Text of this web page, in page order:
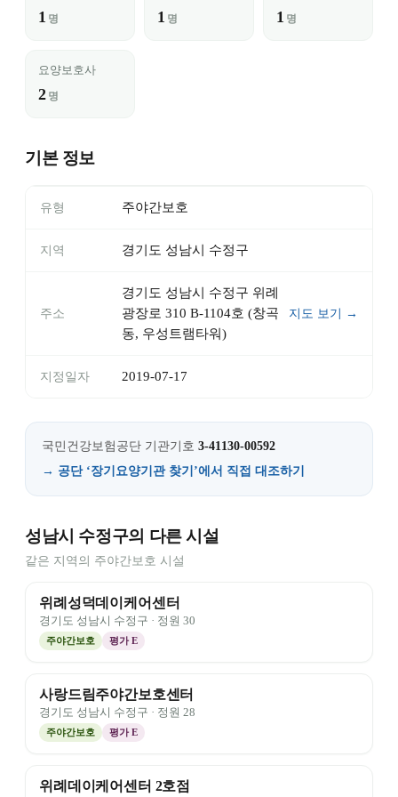
1 명 1 명 1 명
요양보호사
2 명
기본 정보
유형 주야간보호
지역 경기도 성남시 수정구
주소
경기도 성남시 수정구 위례
광장로 310 B-1104호 (창곡
동, 우성트램타워)
지도 보기 →
지정일자 2019-07-17
국민건강보험공단 기관기호 3-41130-00592
→ 공단 ‘장기요양기관 찾기’에서 직접 대조하기
성남시 수정구의 다른 시설
같은 지역의 주야간보호 시설
위례성덕데이케어센터
경기도 성남시 수정구 · 정원 30
주야간보호 평가E
사랑드림주야간보호센터
경기도 성남시 수정구 · 정원 28
주야간보호 평가E
위례데이케어센터 2호점